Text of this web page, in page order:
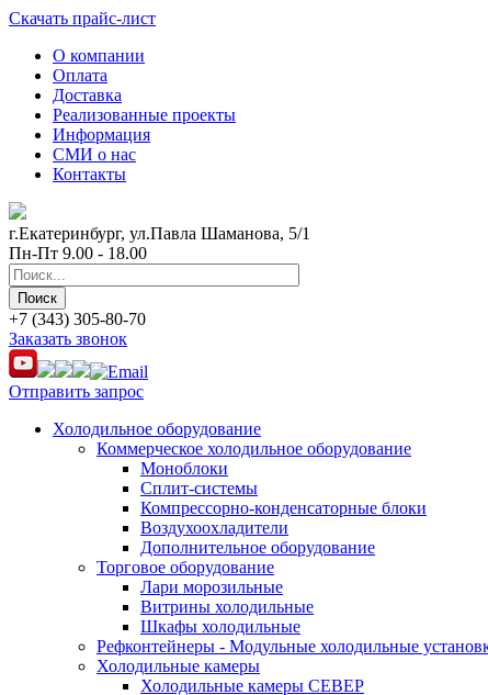
Скачать прайс-лист
О компании
Оплата
Доставка
Реализованные проекты
Информация
СМИ о нас
Контакты
г.Екатеринбург, ул.Павла Шаманова, 5/1
Пн-Пт 9.00 - 18.00
+7 (343) 305-80-70
Заказать звонок
Отправить запрос
Холодильное оборудование
Коммерческое холодильное оборудование
Моноблоки
Сплит-системы
Компрессорно-конденсаторные блоки
Воздухоохладители
Дополнительное оборудование
Торговое оборудование
Лари морозильные
Витрины холодильные
Шкафы холодильные
Рефконтейнеры - Модульные холодильные
Холодильные камеры
Холодильные камеры СЕВЕР